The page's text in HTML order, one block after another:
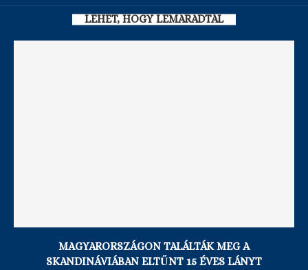
LEHET, HOGY LEMARADTÁL
MAGYARORSZÁGON TALÁLTÁK MEG A
SKANDINÁVIÁBAN ELTŰNT 15 ÉVES LÁNYT